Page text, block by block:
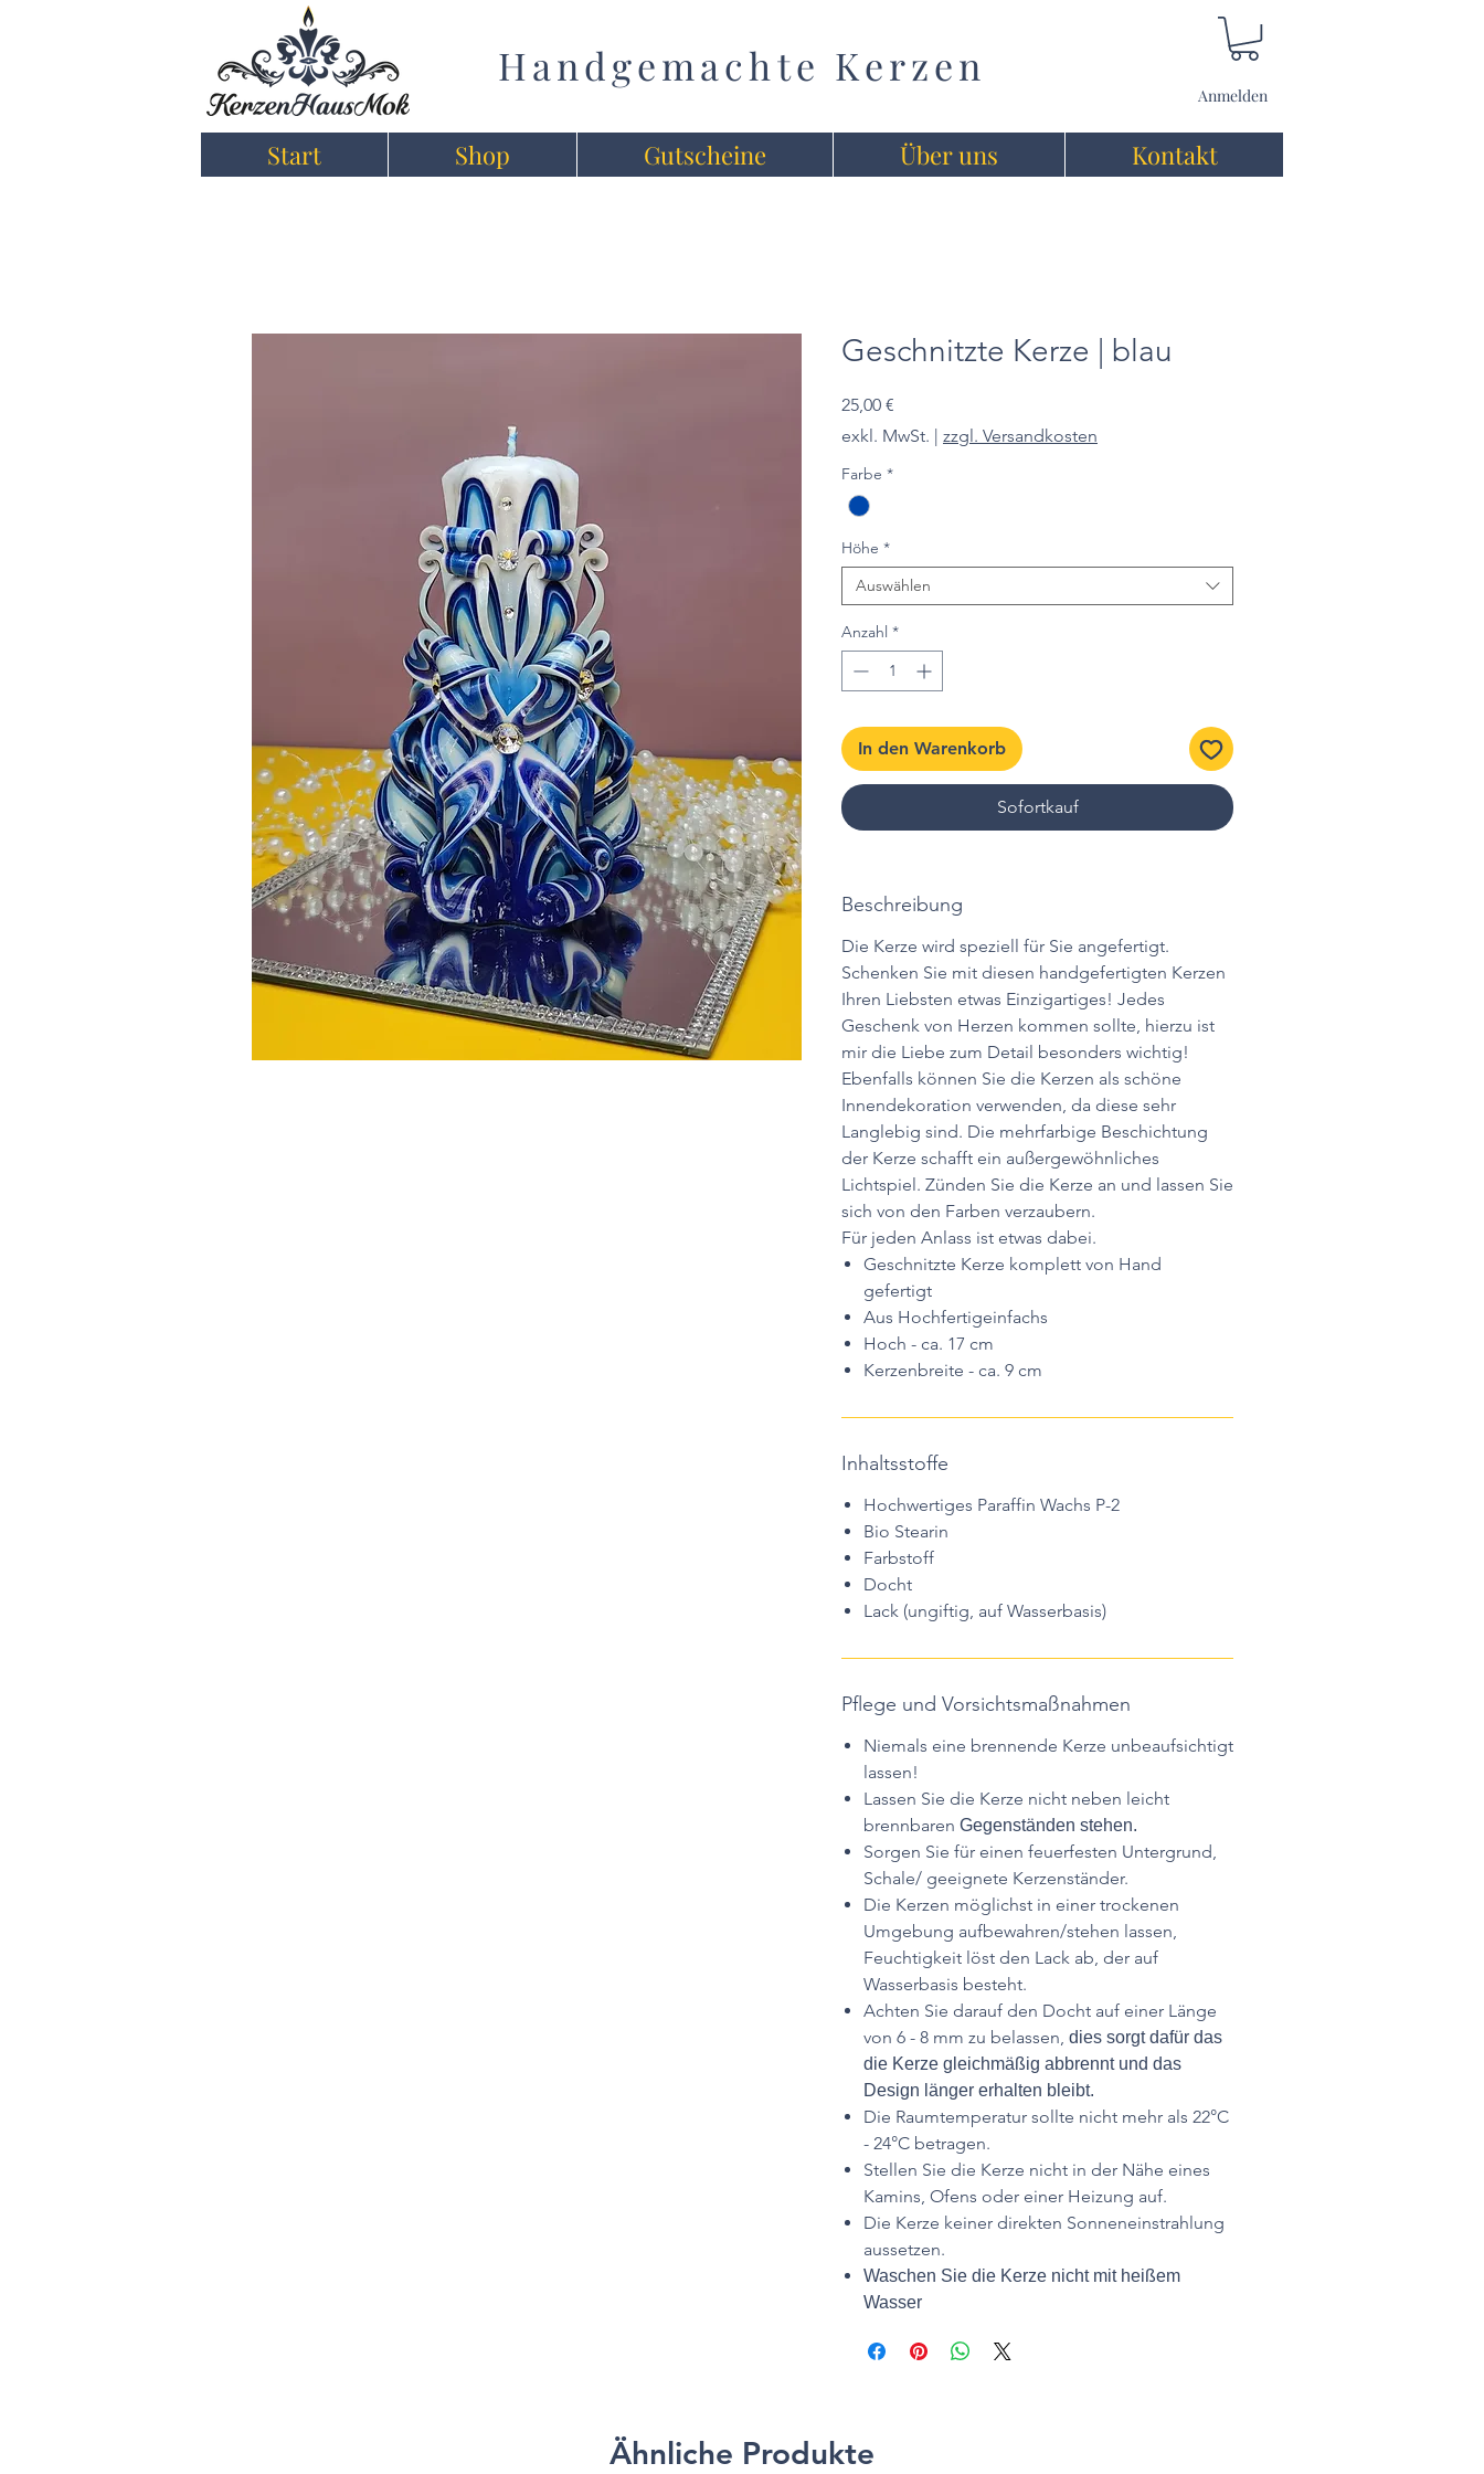
Handgemachte Kerzen
Anmelden
Start Shop Gutscheine Über uns Kontakt
Geschnitzte Kerze | blau
25,00 €
exkl. MwSt. | zzgl. Versandkosten
Farbe *
Höhe *
Auswählen
Anzahl *
In den Warenkorb
Sofortkauf
Beschreibung
Die Kerze wird speziell für Sie angefertigt.
Schenken Sie mit diesen handgefertigten Kerzen
Ihren Liebsten etwas Einzigartiges! Jedes
Geschenk von Herzen kommen sollte, hierzu ist
mir die Liebe zum Detail besonders wichtig!
Ebenfalls können Sie die Kerzen als schöne
Innendekoration verwenden, da diese sehr
Langlebig sind. Die mehrfarbige Beschichtung
der Kerze schafft ein außergewöhnliches
Lichtspiel. Zünden Sie die Kerze an und lassen Sie
sich von den Farben verzaubern.
Für jeden Anlass ist etwas dabei.
Geschnitzte Kerze komplett von Hand
gefertigt
Aus Hochfertigeinfachs
Hoch - ca. 17 cm
Kerzenbreite - ca. 9 cm
Inhaltsstoffe
Hochwertiges Paraffin Wachs P-2
Bio Stearin
Farbstoff
Docht
Lack (ungiftig, auf Wasserbasis)
Pflege und Vorsichtsmaßnahmen
Niemals eine brennende Kerze unbeaufsichtigt
lassen!
Lassen Sie die Kerze nicht neben leicht
brennbaren Gegenständen stehen.
Sorgen Sie für einen feuerfesten Untergrund,
Schale/ geeignete Kerzenständer.
Die Kerzen möglichst in einer trockenen
Umgebung aufbewahren/stehen lassen,
Feuchtigkeit löst den Lack ab, der auf
Wasserbasis besteht.
Achten Sie darauf den Docht auf einer Länge
von 6 - 8 mm zu belassen, dies sorgt dafür das
die Kerze gleichmäßig abbrennt und das
Design länger erhalten bleibt.
Die Raumtemperatur sollte nicht mehr als 22°C
- 24°C betragen.
Stellen Sie die Kerze nicht in der Nähe eines
Kamins, Ofens oder einer Heizung auf.
Die Kerze keiner direkten Sonneneinstrahlung
aussetzen.
Waschen Sie die Kerze nicht mit heißem
Wasser
Ähnliche Produkte